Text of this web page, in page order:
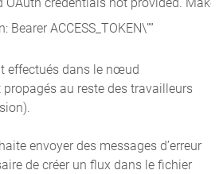
Bearer ACCESS_TOKEN\””
effectués dans le nœud
au reste des travailleurs
envoyer des messages d’erreur
de créer un flux dans le fichier